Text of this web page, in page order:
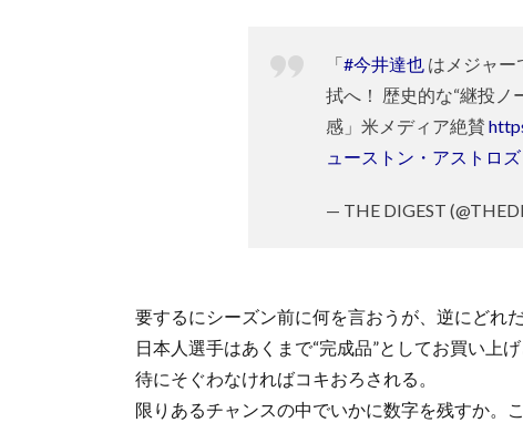
「#今井達也 はメジャー
拭へ！ 歴史的な“継投ノ
感」米メディア絶賛
ューストン・アストロズ
— THE DIGEST
要するにシーズン前に何を言おうが、逆にどれ
日本人選手はあくまで“完成品”としてお買い上
待にそぐわなければコキおろされる。
限りあるチャンスの中でいかに数字を残すか。